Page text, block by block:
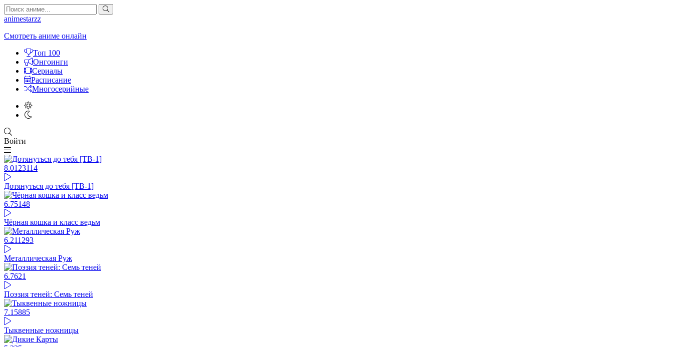
animestarzz
Смотреть аниме онлайн
Топ 100
Онгоинги
Сериалы
Расписание
Многосерийные
Войти
8.01 23114
Дотянуться до тебя [ТВ-1]
6.75148
Чёрная кошка и класс ведьм
6.211293
Металлическая Руж
6.7621
Поэзия теней: Семь теней
7.15885
Тыквенные ножницы